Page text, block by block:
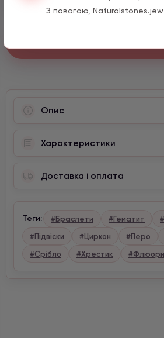
З повагою,
Опис
Характеристики
Доставка і оплата
Теги: #Браслети #Гематит
#Підвіски
#Циркон #Перо
#Срібло
#Хрестик